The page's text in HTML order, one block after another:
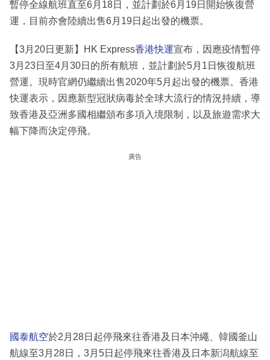
暫停全線航班直至6月18日，並計劃於6月19日開始恢復營
運，目前亦會陸續出售6月19日起出發的機票。
【3月20日更新】HK Express香港快運宣布，因應疫情暫停
3月23日至4月30日的所有航班，並計劃於5月1日恢復航班
營運。現時官網仍繼續出售2020年5月起出發的機票。香港
快運表示，因應新型冠狀病毒於全球大流行的情況持續，導
致香港及亞洲多國相繼頒布多項入境限制，以及旅遊需求大
幅下降而決定停飛。
廣告
國泰航空於2月28日起停飛來往香港及日本沖繩、韓國釜山
航線至3月28日，3月5日起停飛來往香港及日本新潟航線至